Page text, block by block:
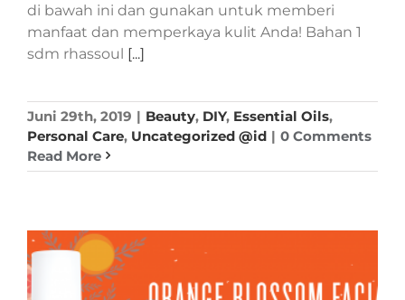
di bawah ini dan gunakan untuk memberi
manfaat dan memperkaya kulit Anda! Bahan 1
sdm rhassoul [...]
Juni 29th, 2019 | Beauty, DIY, Essential Oils,
Personal Care, Uncategorized @id | 0 Comments
Read More